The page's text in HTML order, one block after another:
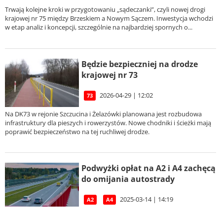
Trwają kolejne kroki w przygotowaniu „sądeczanki”, czyli nowej drogi
krajowej nr 75 między Brzeskiem a Nowym Sączem. Inwestycja wchodzi
w etap analiz i koncepcji, szczególnie na najbardziej spornych o...
Będzie bezpieczniej na drodze
krajowej nr 73
73 2026-04-29 | 12:02
Na DK73 w rejonie Szczucina i Żelazówki planowana jest rozbudowa
infrastruktury dla pieszych i rowerzystów. Nowe chodniki i ścieżki mają
poprawić bezpieczeństwo na tej ruchliwej drodze.
Podwyżki opłat na A2 i A4 zachęcą
do omijania autostrady
A2 A4 2025-03-14 | 14:19